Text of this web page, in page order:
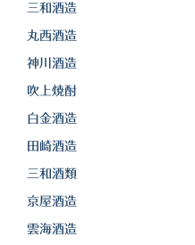
三和酒造
丸西酒造
神川酒造
吹上焼酎
白金酒造
田崎酒造
三和酒類
京屋酒造
雲海酒造